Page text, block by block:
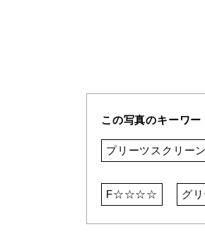
この写真のキーワー
プリーツスクリーン
F☆☆☆☆ グ